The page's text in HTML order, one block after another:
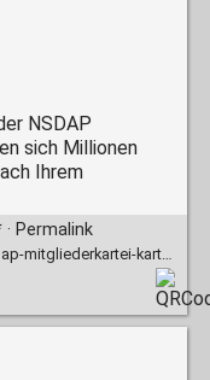
NSDAP
sich Millionen
Ihrem
Permalink
suche?freebie=be918dd0